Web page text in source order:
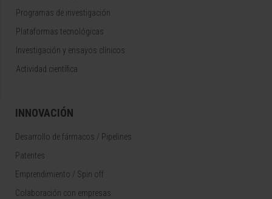
Programas de investigación
Plataformas tecnológicas
Investigación y ensayos clínicos
Actividad científica
INNOVACIÓN
Desarrollo de fármacos / Pipelines
Patentes
Emprendimiento / Spin off
Colaboración con empresas